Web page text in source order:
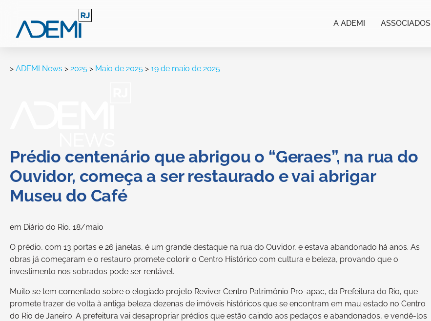
A ADEMI ASSOCIADOS
> ADEMI News > 2025 > Maio de 2025 > 19 de maio de 2025
Prédio centenário que abrigou o “Geraes”, na rua do
Ouvidor, começa a ser restaurado e vai abrigar
Museu do Café
em Diário do Rio, 18/maio
O prédio, com 13 portas e 26 janelas, é um grande destaque na rua do Ouvidor, e estava abandonado há anos. As
obras já começaram e o restauro promete colorir o Centro Histórico com cultura e beleza, provando que o
investimento nos sobrados pode ser rentável.
Muito se tem comentado sobre o elogiado projeto Reviver Centro Patrimônio Pro-apac, da Prefeitura do Rio, que
promete trazer de volta à antiga beleza dezenas de imóveis históricos que se encontram em mau estado no Centro
do Rio de Janeiro. A prefeitura vai desapropriar prédios que estão caindo aos pedaços e abandonados, e vendê-los